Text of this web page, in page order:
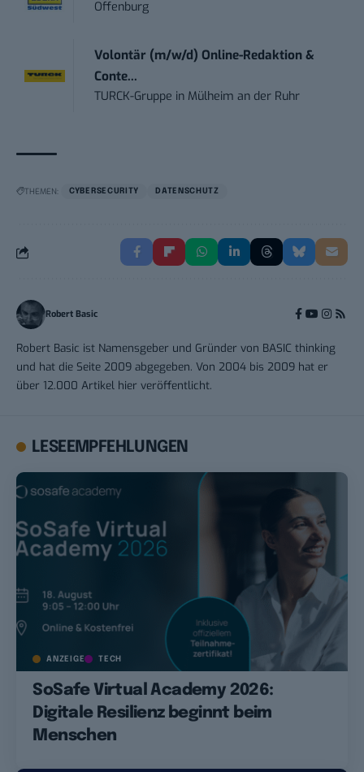
Offenburg
Volontär (m/w/d) Online-Redaktion &
Conte...
TURCK-Gruppe in Mülheim an der Ruhr
THEMEN: CYBERSECURITY DATENSCHUTZ
Robert Basic
Robert Basic ist Namensgeber und Gründer von BASIC thinking
und hat die Seite 2009 abgegeben. Von 2004 bis 2009 hat er
über 12.000 Artikel hier veröffentlicht.
LESEEMPFEHLUNGEN
ANZEIGE TECH
SoSafe Virtual Academy 2026:
Digitale Resilienz beginnt beim
Menschen